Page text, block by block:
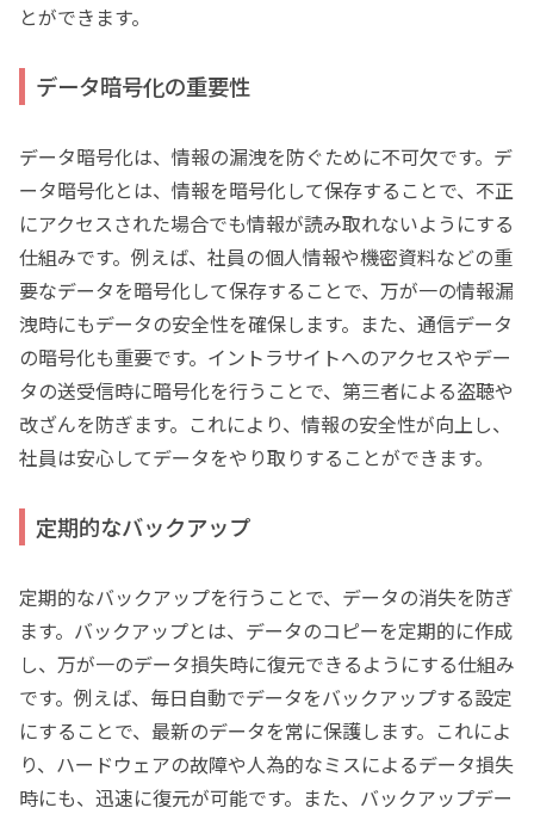
とができます。
データ暗号化の重要性
データ暗号化は、情報の漏洩を防ぐために不可欠です。デ
ータ暗号化とは、情報を暗号化して保存することで、不正
にアクセスされた場合でも情報が読み取れないようにする
仕組みです。例えば、社員の個人情報や機密資料などの重
要なデータを暗号化して保存することで、万が一の情報漏
洩時にもデータの安全性を確保します。また、通信データ
の暗号化も重要です。イントラサイトへのアクセスやデー
タの送受信時に暗号化を行うことで、第三者による盗聴や
改ざんを防ぎます。これにより、情報の安全性が向上し、
社員は安心してデータをやり取りすることができます。
定期的なバックアップ
定期的なバックアップを行うことで、データの消失を防ぎ
ます。バックアップとは、データのコピーを定期的に作成
し、万が一のデータ損失時に復元できるようにする仕組み
です。例えば、毎日自動でデータをバックアップする設定
にすることで、最新のデータを常に保護します。これによ
り、ハードウェアの故障や人為的なミスによるデータ損失
時にも、迅速に復元が可能です。また、バックアップデー